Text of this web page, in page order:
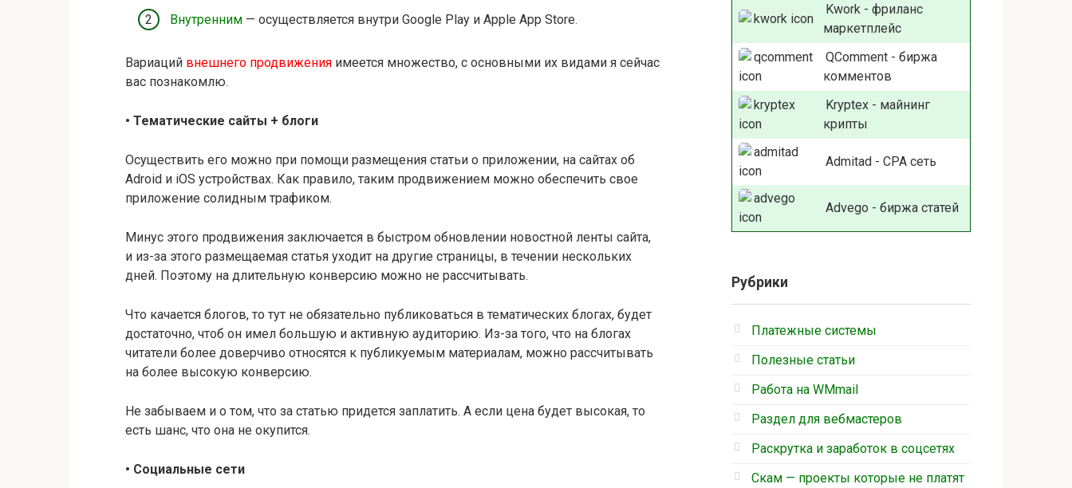
Внутренним — осуществляется внутри Google Play и Apple App Store.
Вариаций внешнего продвижения имеется множество, с основными их видами я сейчас
вас познакомлю.
• Тематические сайты + блоги
Осуществить его можно при помощи размещения статьи о приложении, на сайтах об
Adroid и iOS устройствах. Как правило, таким продвижением можно обеспечить свое
приложение солидным трафиком.
Минус этого продвижения заключается в быстром обновлении новостной ленты сайта,
и из-за этого размещаемая статья уходит на другие страницы, в течении нескольких
дней. Поэтому на длительную конверсию можно не рассчитывать.
Что качается блогов, то тут не обязательно публиковаться в тематических блогах, будет
достаточно, чтоб он имел большую и активную аудиторию. Из-за того, что на блогах
читатели более доверчиво относятся к публикуемым материалам, можно рассчитывать
на более высокую конверсию.
Не забываем и о том, что за статью придется заплатить. А если цена будет высокая, то
есть шанс, что она не окупится.
• Социальные сети
Kwork - фриланс
маркетплейс
QComment - биржа
комментов
Kryptex - майнинг
крипты
Admitad - СРА сеть
Advego - биржа статей
Рубрики
Платежные системы
Полезные статьи
Работа на WMmail
Раздел для вебмастеров
Раскрутка и заработок в соцсетях
Скам — проекты которые не платят